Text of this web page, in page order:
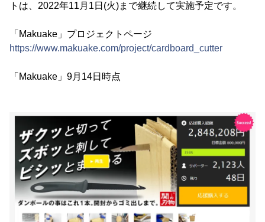
トは、2022年11月1日(火)まで継続して実施予定です。
「Makuake」プロジェクトページ
https://www.makuake.com/project/cardboard_cutter
「Makuake」9月14日時点